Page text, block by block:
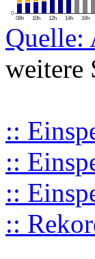
08h 10h 12h 14h 16h
0
Quelle:
weitere
::
::
::
::